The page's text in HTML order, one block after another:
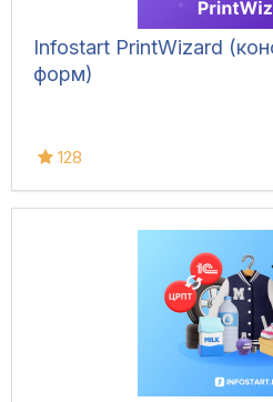
Infostart PrintWizard
форм)
128